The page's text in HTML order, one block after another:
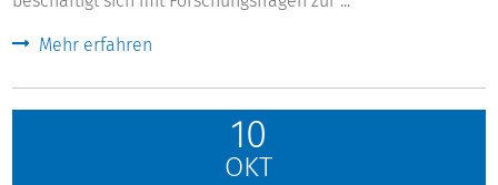
Mehr erfahren
10
OKT